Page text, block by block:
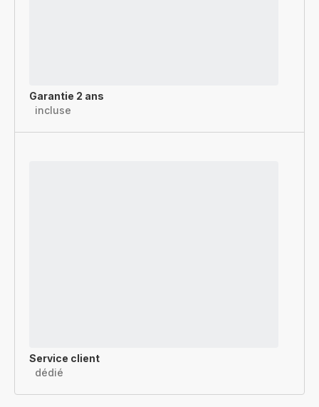
Garantie 2 ans
incluse
Service client
dédié